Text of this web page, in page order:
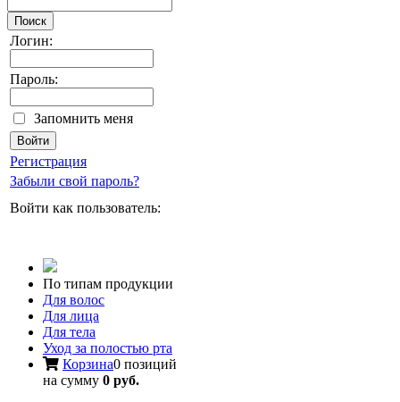
Поиск
Логин:
Пароль:
Запомнить меня
Регистрация
Забыли свой пароль?
Войти как пользователь:
По типам продукции
Для волос
Для лица
Для тела
Уход за полостью рта
Корзина0 позиций
на сумму 0 руб.